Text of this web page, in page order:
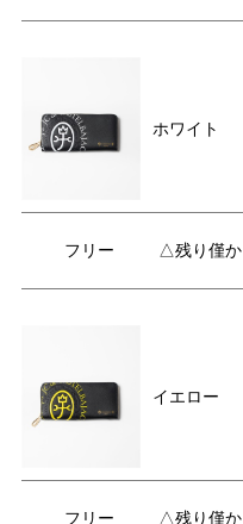
ホワイト
フリー △残り僅か
イエロー
フリー △残り僅か